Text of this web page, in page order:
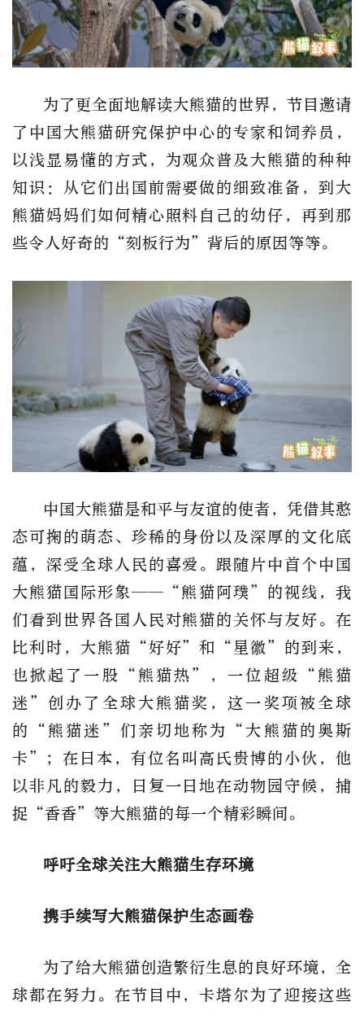
为了更全面地解读大熊猫的世界，节目邀请
了中国大熊猫研究保护中心的专家和饲养员，
以浅显易懂的方式，为观众普及大熊猫的种种
知识：从它们出国前需要做的细致准备，到大
熊猫妈妈们如何精心照料自己的幼仔，再到那
些令人好奇的“刻板行为”背后的原因等等。
中国大熊猫是和平与友谊的使者，凭借其憨
态可掬的萌态、珍稀的身份以及深厚的文化底
蕴，深受全球人民的喜爱。跟随片中首个中国
大熊猫国际形象——“熊猫阿璞”的视线，我
们看到世界各国人民对熊猫的关怀与友好。在
比利时，大熊猫“好好”和“星徽”的到来，
也掀起了一股“熊猫热”，一位超级“熊猫
迷”创办了全球大熊猫奖，这一奖项被全球
的“熊猫迷”们亲切地称为“大熊猫的奥斯
卡”；在日本，有位名叫高氏贵博的小伙，他
以非凡的毅力，日复一日地在动物园守候，捕
捉“香香”等大熊猫的每一个精彩瞬间。
呼吁全球关注大熊猫生存环境
携手续写大熊猫保护生态画卷
为了给大熊猫创造繁衍生息的良好环境，全
球都在努力。在节目中，卡塔尔为了迎接这些